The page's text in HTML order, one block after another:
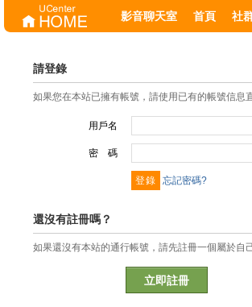
影音聊天室 首頁 社
請登錄
如果您在本站已擁有帳號，請使用已有的帳號信息
用戶名
密 碼
忘記密碼?
還沒有註冊嗎？
如果還沒有本站的通行帳號，請先註冊一個屬於自
立即註冊